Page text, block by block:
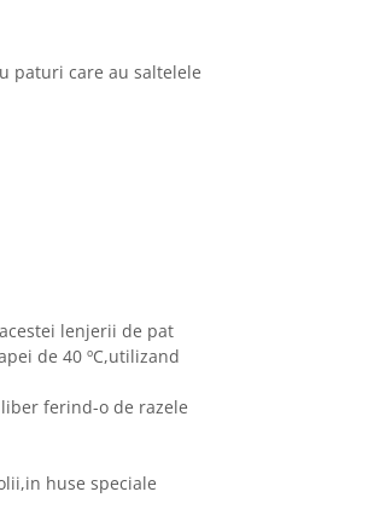
paturi care au saltelele
lenjerii de pat
de 40 ºC,utilizand
ferind-o de razele
huse speciale